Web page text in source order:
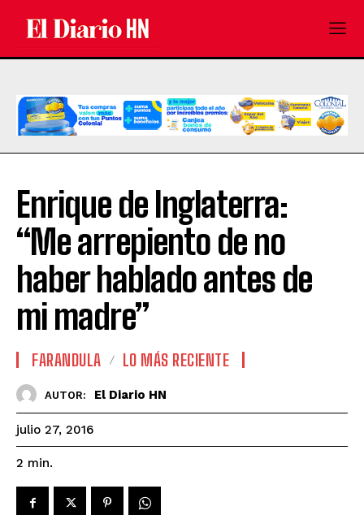
Enrique de Inglaterra:
“Me arrepiento de no
haber hablado antes de
mi madre”
FARANDULA LO MÁS RECIENTE
AUTOR: El Diario HN
julio 27, 2016
2 min.